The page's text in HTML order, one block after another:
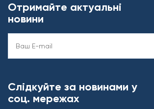
Отримайте актуальні
новини
Слідкуйте за новинами у
соц. мережах